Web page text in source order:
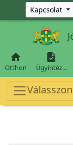
Ugrás a főKapcsolat

Otthon

Ügyintéz…